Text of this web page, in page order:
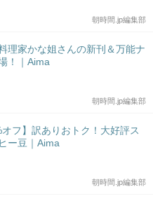
朝時間.jp編集部
理家かな姐さんの新刊＆万能ナ
！｜Aima
朝時間.jp編集部
オフ】訳ありおトク！大好評ス
ー豆｜Aima
朝時間.jp編集部